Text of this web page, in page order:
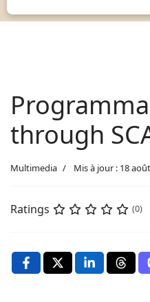
through
Multimedia Mis à jour : 18
Ratings (0)